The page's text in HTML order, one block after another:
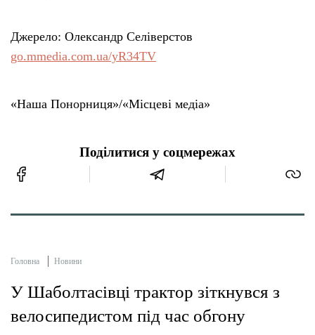
Джерело: Олександр Селіверстов
go.mmedia.com.ua/yR34TV
«Наша Понорниця»/«Місцеві медіа»
Поділитися у соцмережах
Головна Новини
У Шаболтасівці трактор зіткнувся з
велосипедистом під час обгону